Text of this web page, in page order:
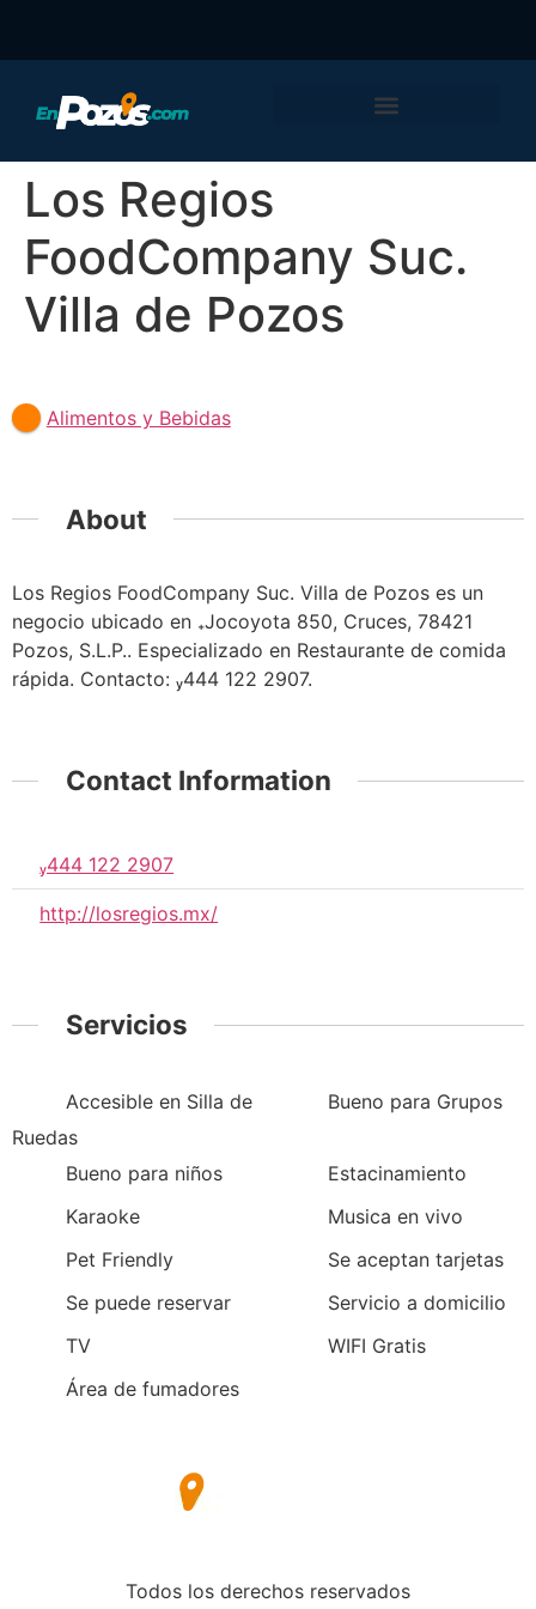
Los Regios
FoodCompany Suc.
Villa de Pozos
Alimentos y Bebidas
About
Los Regios FoodCompany Suc. Villa de Pozos es un
negocio ubicado en Jocoyota 850, Cruces, 78421
Pozos, S.L.P.. Especializado en Restaurante de comida
rápida. Contacto: 444 122 2907.
Contact Information
444 122 2907
http://losregios.mx/
Servicios
Accesible en Silla de
Ruedas
Bueno para Grupos
Bueno para niños
Estacinamiento
Karaoke
Musica en vivo
Pet Friendly
Se aceptan tarjetas
Se puede reservar
Servicio a domicilio
TV
WIFI Gratis
Área de fumadores
Todos los derechos reservados